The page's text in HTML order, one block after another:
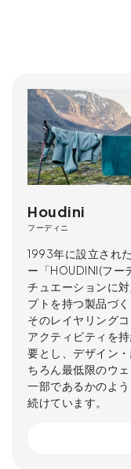
Houdini
フーディニ
1993年に設立され
ー「HOUDINI(フー
チュエーションに
プトを持つ製品づく
そのレイヤリング
アクティビティを
要とし、デザイン
ちろん最低限のウ
一部であるかのよ
続けています。